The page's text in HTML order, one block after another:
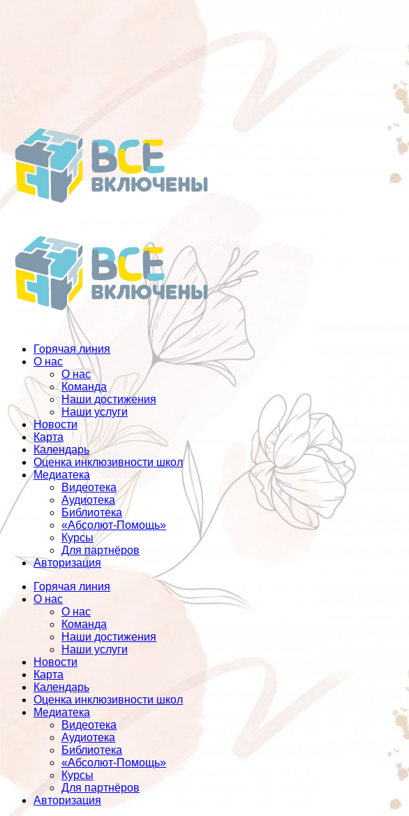
Горячая линия
О нас
О нас
Команда
Наши достижения
Наши услуги
Новости
Карта
Календарь
Оценка инклюзивности школ
Медиатека
Видеотека
Аудиотека
Библиотека
«Абсолют-Помощь»
Курсы
Для партнёров
Авторизация
Горячая линия
О нас
О нас
Команда
Наши достижения
Наши услуги
Новости
Карта
Календарь
Оценка инклюзивности школ
Медиатека
Видеотека
Аудиотека
Библиотека
«Абсолют-Помощь»
Курсы
Для партнёров
Авторизация